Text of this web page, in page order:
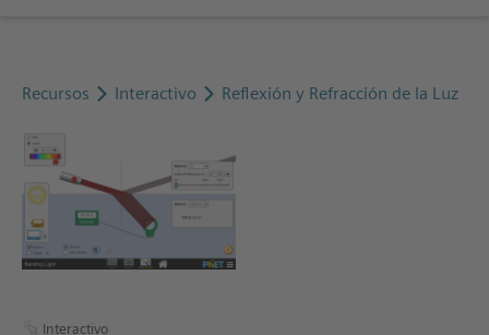
Recursos Interactivo Reflexión y Refracción de la Luz
Interactivo